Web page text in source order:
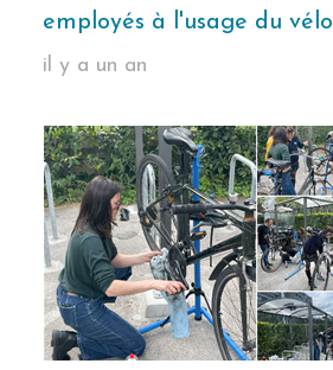
employés à l'usage du vélo
il y a un an